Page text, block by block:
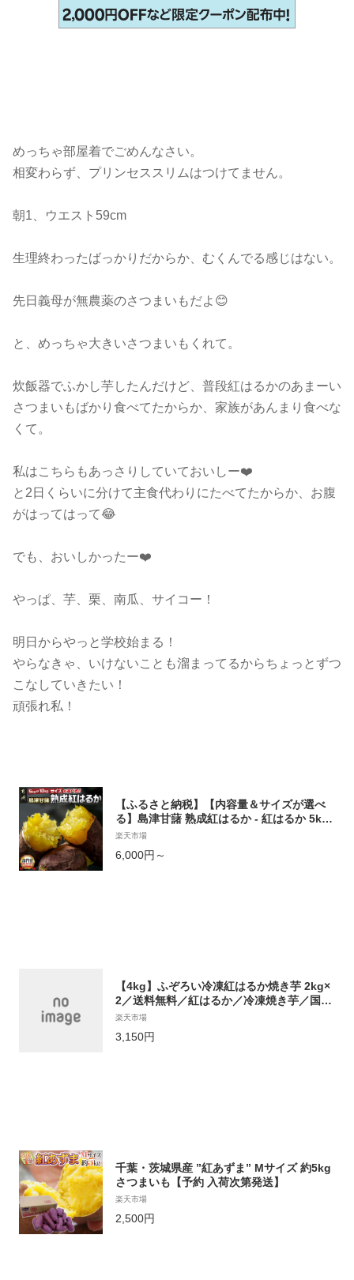
めっちゃ部屋着でごめんなさい。
相変わらず、プリンセススリムはつけてません。
朝1、ウエスト59cm
生理終わったばっかりだからか、むくんでる感じはない。
先日義母が無農薬のさつまいもだよ😊
と、めっちゃ大きいさつまいもくれて。
炊飯器でふかし芋したんだけど、普段紅はるかのあまーい
さつまいもばかり食べてたからか、家族があんまり食べな
くて。
私はこちらもあっさりしていておいしー❤️
と2日くらいに分けて主食代わりにたべてたからか、お腹
がはってはって😂
でも、おいしかったー❤️
やっぱ、芋、栗、南瓜、サイコー！
明日からやっと学校始まる！
やらなきゃ、いけないことも溜まってるからちょっとずつ
こなしていきたい！
頑張れ私！
【ふるさと納税】【内容量＆サイズが選べ
る】島津甘藷 熟成紅はるか - 紅はるか 5kg/
10kg S〜2S/2L〜M 長期熟成 新芋先行受付
県都城市は令和4年度ふるさと納税日本
楽天市場
6,000円～
【4kg】ふぞろい冷凍紅はるか焼き芋 2kg×
2／送料無料／紅はるか／冷凍焼き芋／国産
さつまいも
楽天市場
3,150円
千葉・茨城県産 ”紅あずま” Mサイズ 約5kg
さつまいも【予約 入荷次第発送】
楽天市場
2,500円